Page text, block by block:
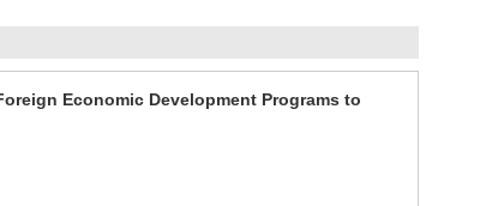
Economic Development Programs to